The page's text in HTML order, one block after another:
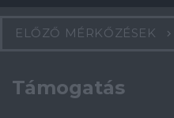
ELŐZŐ MÉRKŐZÉSEK
Támogatás